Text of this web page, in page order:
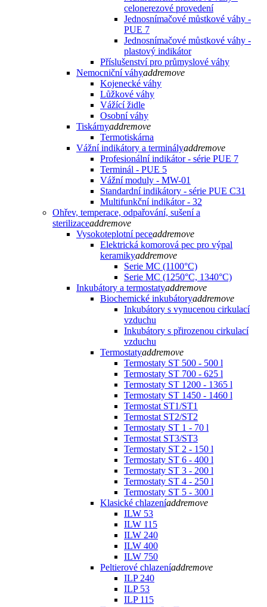
celonerezové provedení
Jednosnímačové můstkové váhy -
PUE 7
Jednosnímačové můstkové váhy -
plastový indikátor
Příslušenství pro průmyslové váhy
Nemocniční váhyaddremove
Kojenecké váhy
Lůžkové váhy
Vážící židle
Osobní váhy
Tiskárnyaddremove
Termotiskárna
Vážní indikátory a terminályaddremove
Profesionální indikátor - série PUE 7
Terminál - PUE 5
Vážní moduly - MW-01
Standardní indikátory - série PUE C31
Multifunkční indikátor - 32
Ohřev, temperace, odpařování, sušení a
sterilizaceaddremove
Vysokoteplotní peceaddremove
Elektrická komorová pec pro výpal
keramikyaddremove
Serie MC (1100°C)
Serie MC (1250°C, 1340°C)
Inkubátory a termostatyaddremove
Biochemické inkubátoryaddremove
Inkubátory s vynucenou cirkulací
vzduchu
Inkubátory s přirozenou cirkulací
vzduchu
Termostatyaddremove
Termostaty ST 500 - 500 l
Termostaty ST 700 - 625 l
Termostaty ST 1200 - 1365 l
Termostaty ST 1450 - 1460 l
Termostat ST1/ST1
Termostat ST2/ST2
Termostaty ST 1 - 70 l
Termostat ST3/ST3
Termostaty ST 2 - 150 l
Termostaty ST 6 - 400 l
Termostaty ST 3 - 200 l
Termostaty ST 4 - 250 l
Termostaty ST 5 - 300 l
Klasické chlazeníaddremove
ILW 53
ILW 115
ILW 240
ILW 400
ILW 750
Peltierové chlazeníaddremove
ILP 240
ILP 53
ILP 115